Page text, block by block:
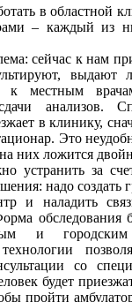
в областной
– каждый из
сейчас к нам
выдают
к местным
анализов.
в клинику,
Это
них ложится
устранить за
надо
и наладить
обследования
и
со
будет
пройти